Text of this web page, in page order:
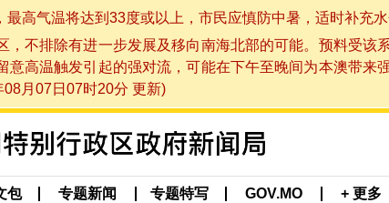
高气温将达到33度或以上，市民应慎防中暑，适时补充
不排除有进一步发展及移向南海北部的可能。预料受该
高温触发引起的强对流，可能在下午至晚间为本澳带来
月07日07时20分 更新)
包 专题新闻 专题特写 GOV.MO + 更多